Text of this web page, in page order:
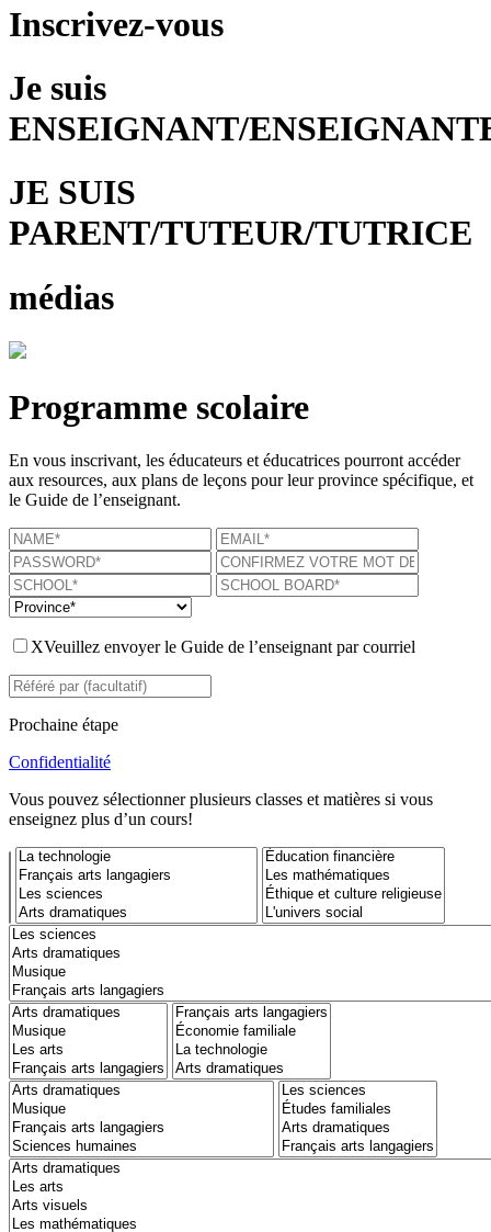
Inscrivez-vous
Je suis
ENSEIGNANT/
JE SUIS
PARENT/TUTEUR/TUTRICE
médias
Programme scolaire
En vous inscrivant, les éducateurs et éducatrices pourront accéder
aux resources, aux plans de leçons pour leur province spécifique, et
le Guide de l’enseignant.
XVeuillez envoyer le Guide de l’enseignant par courriel
Prochaine étape
Confidentialité
Vous pouvez sélectionner plusieurs classes et matières si vous
enseignez plus d’un cours!